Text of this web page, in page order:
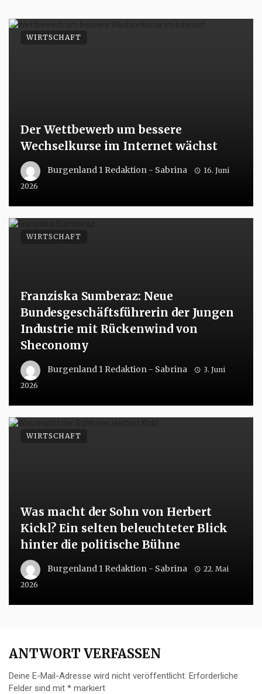
Der Wettbewerb um bessere
Wechselkurse im Internet wächst
Burgenland 1 Redaktion - Sabrina
16. Juni
2026
WIRTSCHAFT
Franziska Sumberaz: Neue
Bundesgeschäftsführerin der Jungen
Industrie mit Rückenwind von
Sheconomy
Burgenland 1 Redaktion - Sabrina
3. Juni
2026
WIRTSCHAFT
Was macht der Sohn von Herbert
Kickl? Ein selten beleuchteter Blick
hinter die politische Bühne
Burgenland 1 Redaktion - Sabrina
22. Mai
2026
WIRTSCHAFT
ANTWORT VERFASSEN
Deine E-Mail-Adresse wird nicht veröffentlicht. Erforderliche
Felder sind mit * markiert